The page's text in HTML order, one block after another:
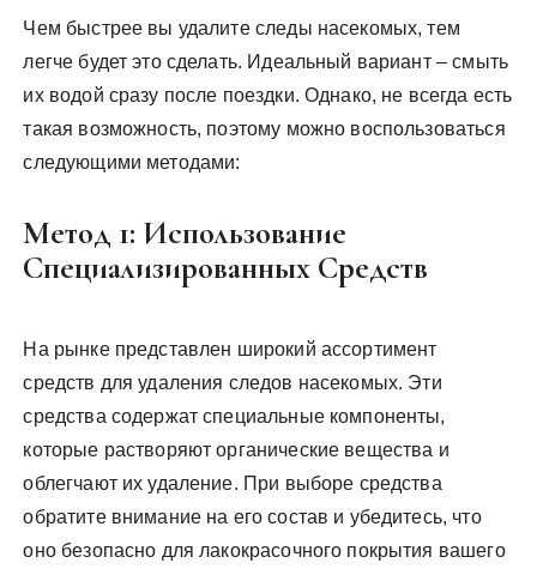
Чем быстрее вы удалите следы насекомых, тем
легче будет это сделать. Идеальный вариант – смыть
их водой сразу после поездки. Однако, не всегда есть
такая возможность, поэтому можно воспользоваться
следующими методами:
Метод 1: Использование
Специализированных Средств
На рынке представлен широкий ассортимент
средств для удаления следов насекомых. Эти
средства содержат специальные компоненты,
которые растворяют органические вещества и
облегчают их удаление. При выборе средства
обратите внимание на его состав и убедитесь, что
оно безопасно для лакокрасочного покрытия вашего